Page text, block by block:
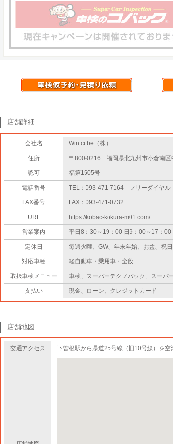
店舗詳細
会社名 Win cube（株）
住所 〒800-0216 福岡県北九州市小倉南区
認可 福第1505号
電話番号 TEL：093-471-7164 フリーダイヤル
FAX番号 FAX：093-471-0732
URL https://kobac-kokura-m01.com/
営業案内 平日8：30～19：00 日9：00～17：00
定休日 毎週火曜、GW、年末年始、お盆、祝日
対応車種 軽自動車・乗用車・全般
取扱車検メニュー 車検、スーパーテクノパック、スーパ
支払い 現金、ローン、クレジットカード
店舗地図
交通アクセス 下曽根駅から県道25号線（旧10号線）を空